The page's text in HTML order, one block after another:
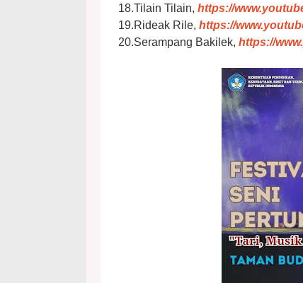
18.Tilain Tilain, https://
19.Rideak Rile, https://
20.Serampang Bakilek, https://